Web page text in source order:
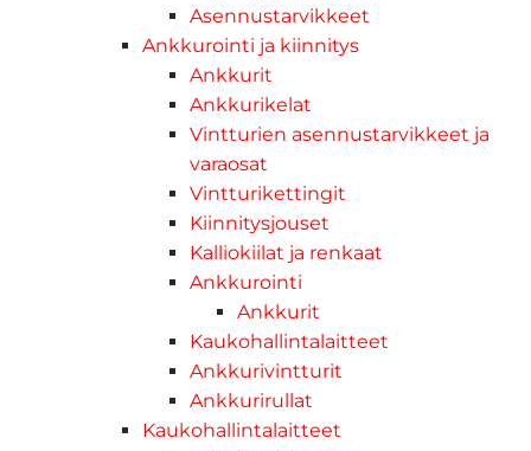
Asennustarvikkeet
Ankkurointi ja kiinnitys
Ankkurit
Ankkurikelat
Vintturien asennustarvikkeet ja
varaosat
Vintturikettingit
Kiinnitysjouset
Kalliokiilat ja renkaat
Ankkurointi
Ankkurit
Kaukohallintalaitteet
Ankkurivintturit
Ankkurirullat
Kaukohallintalaitteet